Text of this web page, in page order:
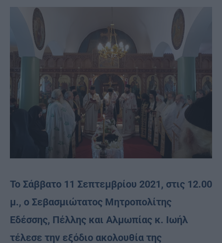
Το Σάββατο 11 Σεπτεμβρίου 2021, στις 12.00
μ., ο Σεβασμιώτατος Μητροπολίτης
Εδέσσης, Πέλλης και Αλμωπίας κ. Ιωήλ
τέλεσε την εξόδιο ακολουθία της